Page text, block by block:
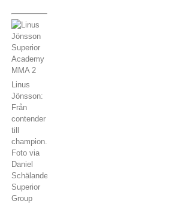
Linus
Jönsson:
Från
contender
till
champion.
Foto via
Daniel
Schälander,
Superior
Group